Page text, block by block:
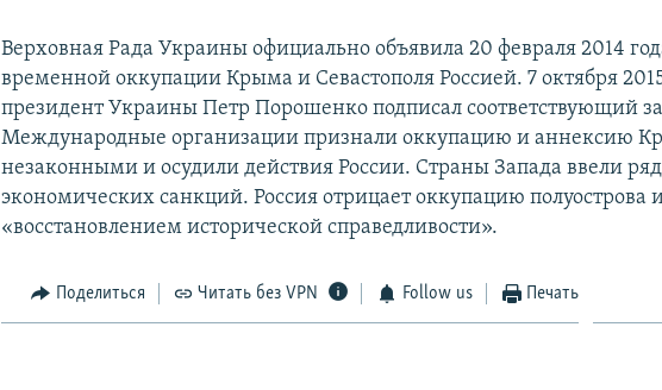
Верховная Рада Украины официально объявила 20 февраля 2014
временной оккупации Крыма и Севастополя Россией. 7 октября
президент Украины Петр Порошенко подписал соответствующий
Международные организации признали оккупацию и аннексию
незаконными и осудили действия России. Страны Запада ввели ряд
экономических санкций. Россия отрицает оккупацию полуострова
«восстановлением исторической справедливости».
Поделиться Читать без VPN Follow us Печать